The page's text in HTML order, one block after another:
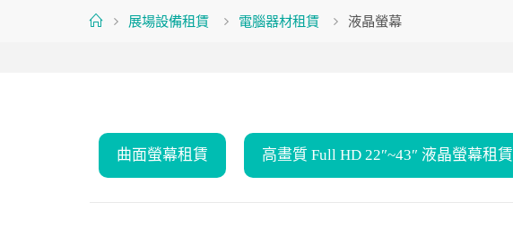
Home展場設備租賃 電腦器材租賃 液晶螢幕
曲面螢幕租賃 高畫質 Full HD 22″~43″ 液晶螢幕租賃